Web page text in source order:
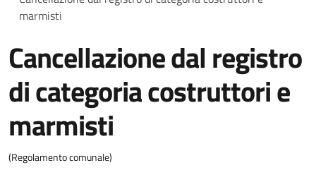
marmisti
Cancellazione dal registro
di categoria costruttori e
marmisti
(Regolamento comunale)